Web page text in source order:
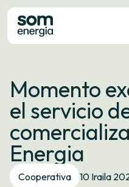
Tarifak
Zerbitzuak
Enpresak
Kooperatiba
Kontaktua
Izapideak
Momento
el servicio
Energia
Cooperativa 10 Iraila